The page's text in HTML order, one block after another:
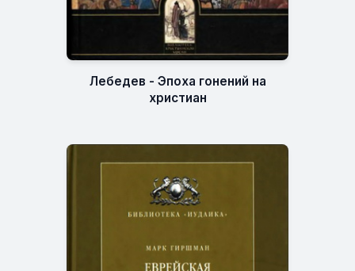
Лебедев - Эпоха гонений на
христиан